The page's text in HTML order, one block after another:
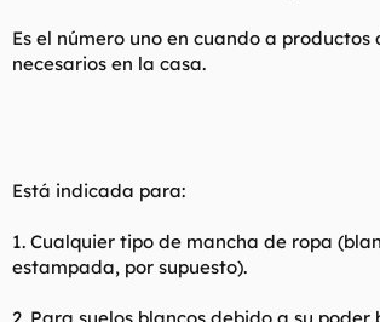
Es el número uno en cuando a productos
necesarios en la casa.
Está indicada para:
1. Cualquier tipo de mancha de ropa
estampada, por supuesto).